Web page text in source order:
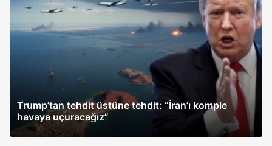
Trump’tan tehdit üstüne tehdit: “İran’ı komple
havaya uçuracağız”